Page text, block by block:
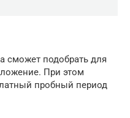
сможет подобрать для
При этом
пробный период